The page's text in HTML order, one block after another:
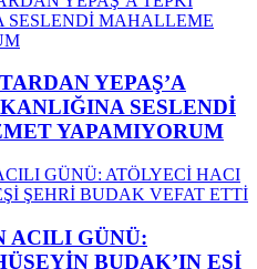
YEPAŞ’A
SESLENDİ
YAPAMIYORUM
ACILI GÜNÜ:
BUDAK’IN EŞİ